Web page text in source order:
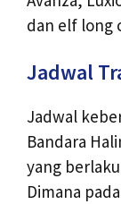
dan elf long
Jadwal
Jadwal
Bandara
yang
Dimana